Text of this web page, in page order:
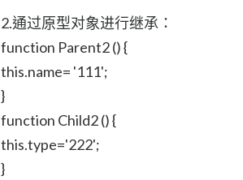
2.通过原型对象进行继承：
function Parent2 () {
this.name= '111';
}
function Child2 () {
this.type='222';
}